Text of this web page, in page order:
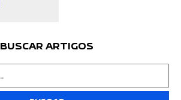
BUSCAR ARTIGOS